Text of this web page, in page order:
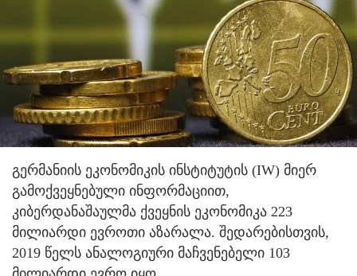
გერმანიის ეკონომიკის ინსტიტუტის (IW) მიერ
გამოქვეყნებული ინფორმაციით,
კიბერდანაშაულმა ქვეყნის ეკონომიკა 223
მილიარდი ევროთი აზარალა. შედარებისთვის,
2019 წელს ანალოგიური მაჩვენებელი 103